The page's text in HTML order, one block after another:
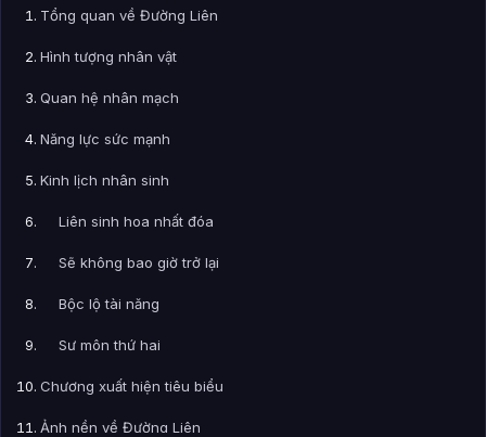
Tổng quan về Đường Liên
Hình tượng nhân vật
Quan hệ nhân mạch
Năng lực sức mạnh
Kinh lịch nhân sinh
Liên sinh hoa nhất đóa
Sẽ không bao giờ trở lại
Bộc lộ tài năng
Sư môn thứ hai
Chương xuất hiện tiêu biểu
Ảnh nền về Đường Liên